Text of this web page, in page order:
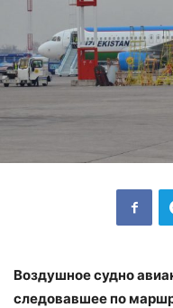
Воздушное судно
следовавшее по